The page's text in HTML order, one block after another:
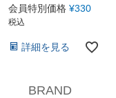
会員特別価格 ¥330
税込
詳細を見る
BRAND